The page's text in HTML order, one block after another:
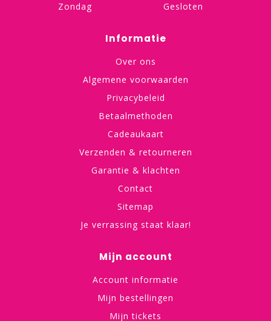
Zondag
Gesloten
Informatie
Over ons
Algemene voorwaarden
Privacybeleid
Betaalmethoden
Cadeaukaart
Verzenden & retourneren
Garantie & klachten
Contact
Sitemap
Je verrassing staat klaar!
Mijn account
Account informatie
Mijn bestellingen
Mijn tickets